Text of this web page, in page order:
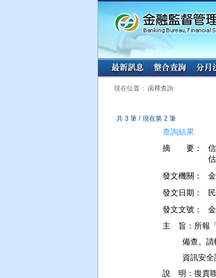
:::
現在位置： 函釋查詢
共 3 筆 / 現在第 2 筆
查詢結果
摘 要：
發文機關：
發文日期：
發文文號：
主    旨：所報
備查
資訊
說    明：復貴